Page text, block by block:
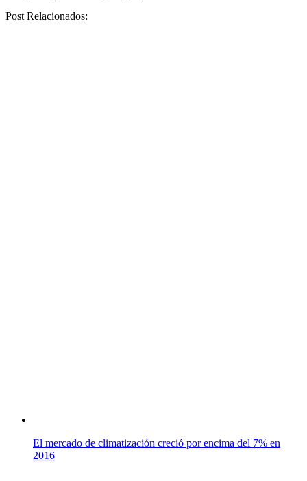
Post Relacionados:
El mercado de climatización creció por encima del 7% en
2016